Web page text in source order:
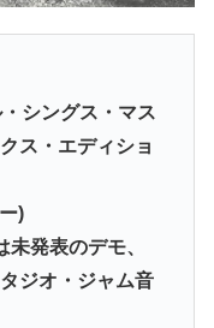
シングス・マス
ス・エディショ
)
発表のデモ、
ジオ・ジャム音